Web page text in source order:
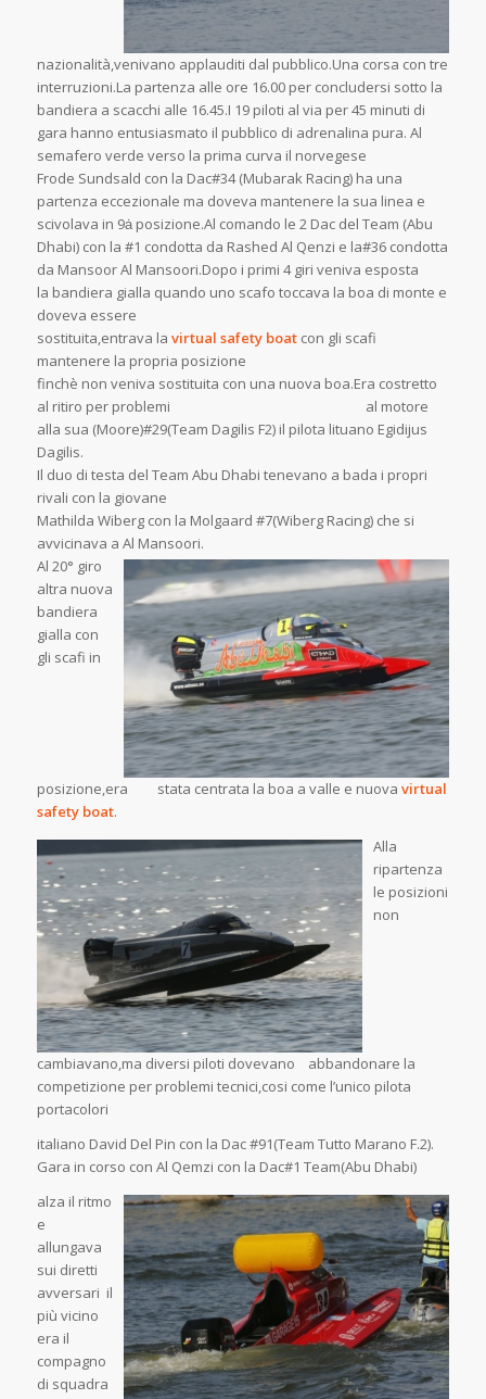
nazionalità,venivano applauditi dal pubblico.Una corsa con tre
interruzioni.La partenza alle ore 16.00 per concludersi sotto la
bandiera a scacchi alle 16.45.I 19 piloti al via per 45 minuti di
gara hanno entusiasmato il pubblico di adrenalina pura. Al
semafero verde verso la prima curva il norvegese
Frode Sundsald con la Dac#34 (Mubarak Racing) ha una
partenza eccezionale ma doveva mantenere la sua linea e
scivolava in 9ȧ posizione.Al comando le 2 Dac del Team (Abu
Dhabi) con la #1 condotta da Rashed Al Qenzi e la#36 condotta
da Mansoor Al Mansoori.Dopo i primi 4 giri veniva esposta
la bandiera gialla quando uno scafo toccava la boa di monte e
doveva essere
sostituita,entrava la virtual safety boat con gli scafi
mantenere la propria posizione
finchè non veniva sostituita con una nuova boa.Era costretto
al ritiro per problemi al motore
alla sua (Moore)#29(Team Dagilis F2) il pilota lituano Egidijus
Dagilis.
Il duo di testa del Team Abu Dhabi tenevano a bada i propri
rivali con la giovane
Mathilda Wiberg con la Molgaard #7(Wiberg Racing) che si
avvicinava a Al Mansoori.
Al 20° giro
altra nuova
bandiera
gialla con
gli scafi in
posizione,era stata centrata la boa a valle e nuova virtual
safety boat.
Alla
ripartenza
le posizioni
non
cambiavano,ma diversi piloti dovevano abbandonare la
competizione per problemi tecnici,cosi come l’unico pilota
portacolori
italiano David Del Pin con la Dac #91(Team Tutto Marano F.2).
Gara in corso con Al Qemzi con la Dac#1 Team(Abu Dhabi)
alza il ritmo
e
allungava
sui diretti
avversari il
più vicino
era il
compagno
di squadra